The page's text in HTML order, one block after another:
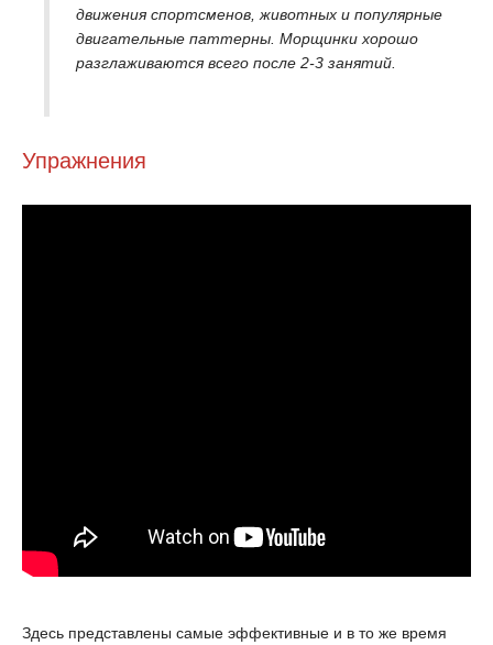
движения спортсменов, животных и популярные
двигательные паттерны. Морщинки хорошо
разглаживаются всего после 2-3 занятий.
Упражнения
Здесь представлены самые эффективные и в то же время